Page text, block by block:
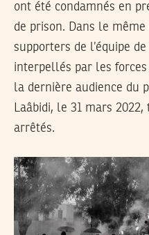
ont été condamnés en
de prison. Dans le
supporters de l’équipe
interpellés par les forces
la dernière audience du
Laâbidi, le 31 mars
arrêtés.